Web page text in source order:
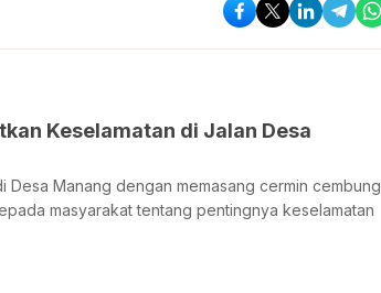
Keselamatan di Jalan Desa
Desa Manang dengan memasang cermin cembung
masyarakat tentang pentingnya keselamatan